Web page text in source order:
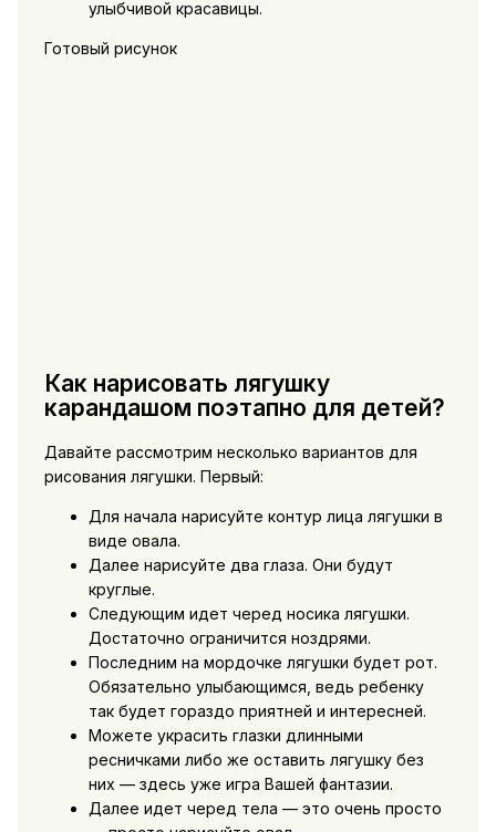
улыбчивой красавицы.
Готовый рисунок
Как нарисовать лягушку
карандашом поэтапно для детей?
Давайте рассмотрим несколько вариантов для
рисования лягушки. Первый:
Для начала нарисуйте контур лица лягушки в
виде овала.
Далее нарисуйте два глаза. Они будут
круглые.
Следующим идет черед носика лягушки.
Достаточно ограничится ноздрями.
Последним на мордочке лягушки будет рот.
Обязательно улыбающимся, ведь ребенку
так будет гораздо приятней и интересней.
Можете украсить глазки длинными
ресничками либо же оставить лягушку без
них — здесь уже игра Вашей фантазии.
Далее идет черед тела — это очень просто